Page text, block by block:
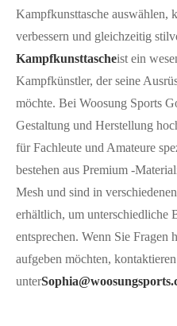
Kampfkunsttasche auswählen,
verbessern und gleichzeitig
Kampfkunsttascheist ein
Kampfkünstler, der seine
möchte. Bei Woosung Sports
Gestaltung und Herstellung
für Fachleute und Amateure
bestehen aus Premium -
Mesh und sind in
erhältlich, um unterschiedliche
entsprechen. Wenn Sie Fragen
aufgeben möchten,
unter